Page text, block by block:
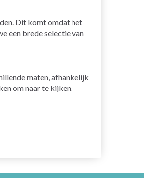
Dit komt omdat het
een brede selectie van
maten, afhankelijk
om naar te kijken.